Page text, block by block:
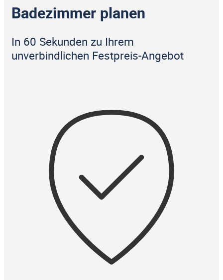
Badezimmer planen
In 60 Sekunden zu Ihrem
unverbindlichen Festpreis-Angebot